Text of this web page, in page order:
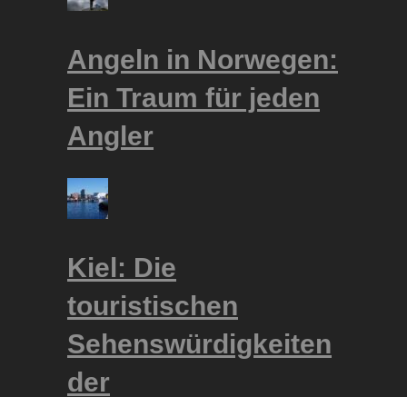
Angeln in Norwegen:
Ein Traum für jeden
Angler
Kiel: Die
touristischen
Sehenswürdigkeiten
der